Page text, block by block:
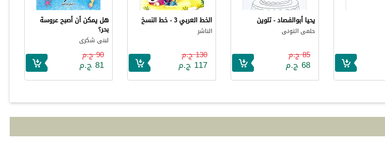
يحيا أبوالفصاد - تلوين
حلمى التونى
85 ج.م
68 ج.م
الخط العربي 3 - خط النسخ
الناشر
130 ج.م
117 ج.م
هل يمكن أن أصبح عروسة
بحر؟
لبنى شكرى
90 ج.م
81 ج.م